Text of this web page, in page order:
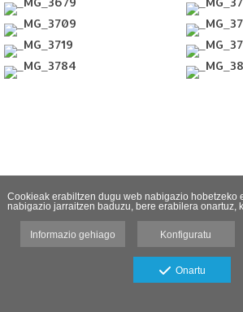
Cookieak erabiltzen dugu web nabigazio hobetzeko
nabigazio jarraitzen baduzu, bere erabilera onartuz,
Informazio gehiago Konfiguratu
Onartu